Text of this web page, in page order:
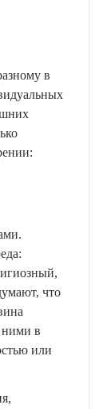
в
что
ними в
или